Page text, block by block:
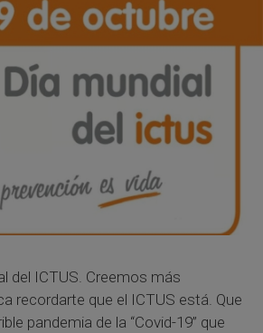
del ICTUS. Creemos más
recordarte que el ICTUS está. Que
pandemia de la “Covid-19” que